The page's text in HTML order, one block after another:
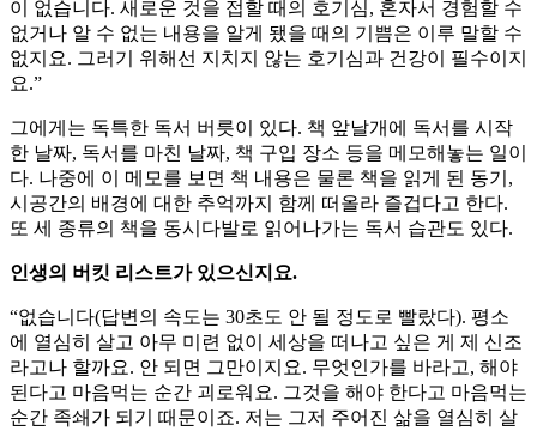
이 없습니다. 새로운 것을 접할 때의 호기심, 혼자서 경험할 수
없거나 알 수 없는 내용을 알게 됐을 때의 기쁨은 이루 말할 수
없지요. 그러기 위해선 지치지 않는 호기심과 건강이 필수이지
요.”
그에게는 독특한 독서 버릇이 있다. 책 앞날개에 독서를 시작
한 날짜, 독서를 마친 날짜, 책 구입 장소 등을 메모해놓는 일이
다. 나중에 이 메모를 보면 책 내용은 물론 책을 읽게 된 동기,
시공간의 배경에 대한 추억까지 함께 떠올라 즐겁다고 한다.
또 세 종류의 책을 동시다발로 읽어나가는 독서 습관도 있다.
인생의 버킷 리스트가 있으신지요.
“없습니다(답변의 속도는 30초도 안 될 정도로 빨랐다). 평소
에 열심히 살고 아무 미련 없이 세상을 떠나고 싶은 게 제 신조
라고나 할까요. 안 되면 그만이지요. 무엇인가를 바라고, 해야
된다고 마음먹는 순간 괴로워요. 그것을 해야 한다고 마음먹는
순간 족쇄가 되기 때문이죠. 저는 그저 주어진 삶을 열심히 살